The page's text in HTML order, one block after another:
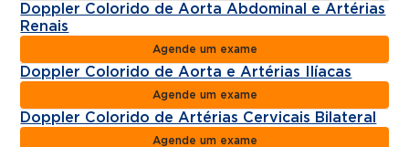
Doppler Colorido de Aorta Abdominal e Artérias
Renais
Agende um exame
Doppler Colorido de Aorta e Artérias Ilíacas
Agende um exame
Doppler Colorido de Artérias Cervicais Bilateral
Agende um exame